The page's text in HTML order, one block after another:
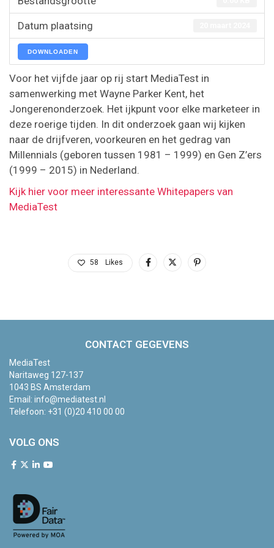
Datum plaatsing
DOWNLOADEN
Voor het vijfde jaar op rij start MediaTest in
samenwerking met Wayne Parker Kent, het
Jongerenonderzoek. Het ijkpunt voor elke marketeer in
deze roerige tijden. In dit onderzoek gaan wij kijken
naar de drijfveren, voorkeuren en het gedrag van
Millennials (geboren tussen 1981 – 1999) en Gen Z’ers
(1999 – 2015) in Nederland.
Kijk hier voor meer interessante Whitepapers van
MediaTest
58 Likes
CONTACT GEGEVENS
MediaTest
Naritaweg 127-137
1043 BS Amsterdam
Email: info@mediatest.nl
Telefoon: +31 (0)20 410 00 00
VOLG ONS